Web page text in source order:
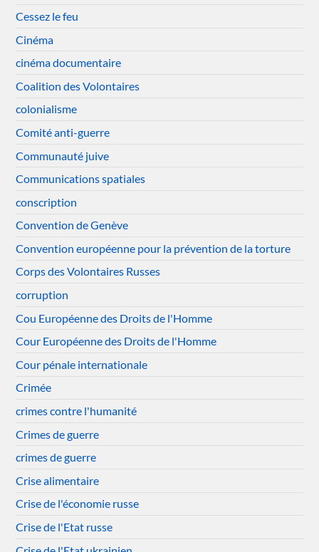
Cessez le feu
Cinéma
cinéma documentaire
Coalition des Volontaires
colonialisme
Comité anti-guerre
Communauté juive
Communications spatiales
conscription
Convention de Genève
Convention européenne pour la prévention de la torture
Corps des Volontaires Russes
corruption
Cou Européenne des Droits de l'Homme
Cour Européenne des Droits de l'Homme
Cour pénale internationale
Crimée
crimes contre l'humanité
Crimes de guerre
crimes de guerre
Crise alimentaire
Crise de l'économie russe
Crise de l'Etat russe